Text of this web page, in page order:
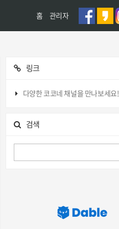
홈 관리자
링크
다양한 코코네 채널을 만나보세요!
검색